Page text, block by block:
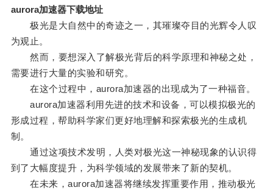
aurora加速器下载地址
极光是大自然中的奇迹之一，其璀璨夺目的光辉令人叹
为观止。
然而，要想深入了解极光背后的科学原理和神秘之处，
需要进行大量的实验和研究。
在这个过程中，aurora加速器的出现成为了一种福音。
aurora加速器利用先进的技术和设备，可以模拟极光的
形成过程，帮助科学家们更好地理解和探索极光的生成机
制。
通过这项技术发明，人类对极光这一神秘现象的认识得
到了大幅度提升，为科学领域的发展带来了新的契机。
在未来，aurora加速器将继续发挥重要作用，推动极光